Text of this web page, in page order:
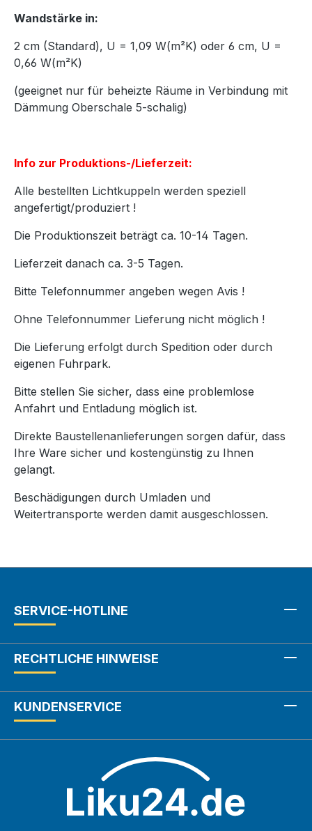
Wandstärke in:
2 cm (Standard), U = 1,09 W(m²K) oder 6 cm, U =
0,66 W(m²K)
(geeignet nur für beheizte Räume in Verbindung mit
Dämmung Oberschale 5-schalig)
Info zur Produktions-/Lieferzeit:
Alle bestellten Lichtkuppeln werden speziell
angefertigt/produziert !
Die Produktionszeit beträgt ca. 10-14 Tagen.
Lieferzeit danach ca. 3-5 Tagen.
Bitte Telefonnummer angeben wegen Avis !
Ohne Telefonnummer Lieferung nicht möglich !
Die Lieferung erfolgt durch Spedition oder durch
eigenen Fuhrpark.
Bitte stellen Sie sicher, dass eine problemlose
Anfahrt und Entladung möglich ist.
Direkte Baustellenanlieferungen sorgen dafür, dass
Ihre Ware sicher und kostengünstig zu Ihnen
gelangt.
Beschädigungen durch Umladen und
Weitertransporte werden damit ausgeschlossen.
SERVICE-HOTLINE
RECHTLICHE HINWEISE
KUNDENSERVICE